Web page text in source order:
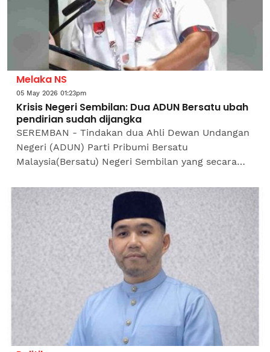
Melaka NS
05 May 2026 01:23pm
Krisis Negeri Sembilan: Dua ADUN Bersatu ubah
pendirian sudah dijangka
SEREMBAN - Tindakan dua Ahli Dewan Undangan
Negeri (ADUN) Parti Pribumi Bersatu
Malaysia(Bersatu) Negeri Sembilan yang secara
pendekatan berkecuali...